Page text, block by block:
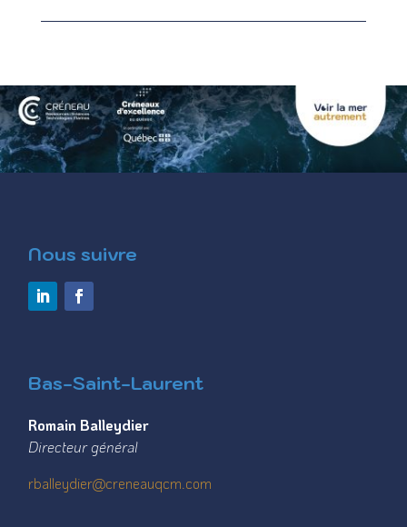
Nous suivre
Bas-Saint-Laurent
Romain Balleydier
Directeur général
rballeydier@creneauqcm.com